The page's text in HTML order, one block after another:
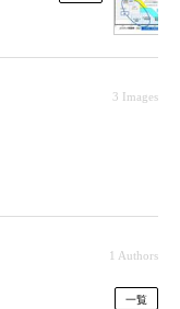
3 Images
1 Authors
一覧